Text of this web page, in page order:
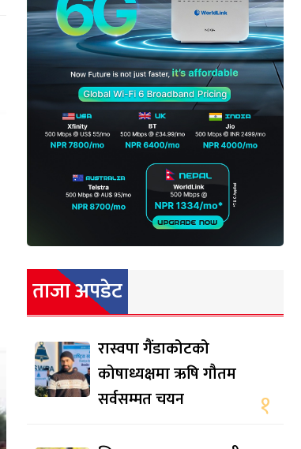
ताजा अपडेट
रास्वपा गैंडाकोटको
कोषाध्यक्षमा ऋषि गौतम
सर्वसम्मत चयन
१